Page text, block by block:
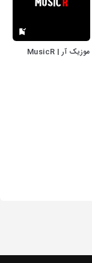
موزیک آر | MusicR